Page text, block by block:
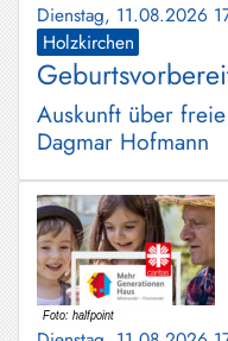
Dienstag, 11.08.2026
Holzkirchen
Auskunft über
Dagmar Hofmann